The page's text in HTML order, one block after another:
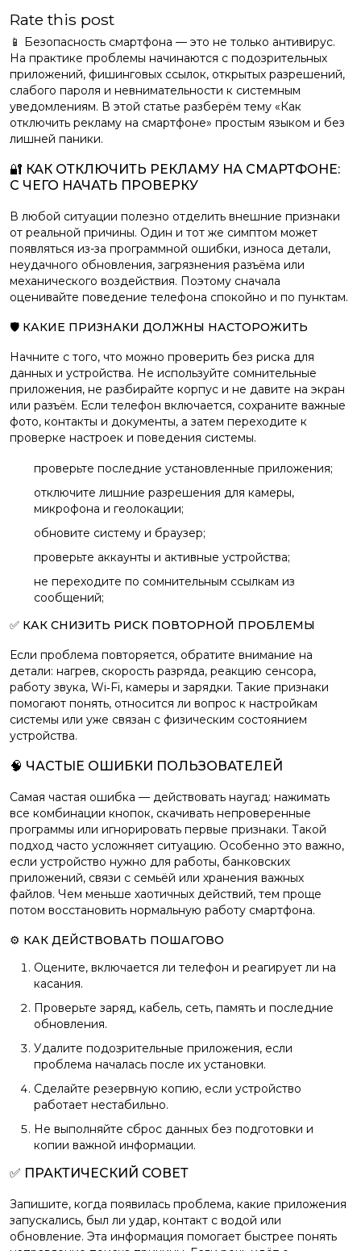
Rate this post
📱 Безопасность смартфона — это не только антивирус.
На практике проблемы начинаются с подозрительных
приложений, фишинговых ссылок, открытых разрешений,
слабого пароля и невнимательности к системным
уведомлениям. В этой статье разберём тему «Как
отключить рекламу на смартфоне» простым языком и без
лишней паники.
🔐 КАК ОТКЛЮЧИТЬ РЕКЛАМУ НА СМАРТФОНЕ:
С ЧЕГО НАЧАТЬ ПРОВЕРКУ
В любой ситуации полезно отделить внешние признаки
от реальной причины. Один и тот же симптом может
появляться из-за программной ошибки, износа детали,
неудачного обновления, загрязнения разъёма или
механического воздействия. Поэтому сначала
оценивайте поведение телефона спокойно и по пунктам.
🛡️ КАКИЕ ПРИЗНАКИ ДОЛЖНЫ НАСТОРОЖИТЬ
Начните с того, что можно проверить без риска для
данных и устройства. Не используйте сомнительные
приложения, не разбирайте корпус и не давите на экран
или разъём. Если телефон включается, сохраните важные
фото, контакты и документы, а затем переходите к
проверке настроек и поведения системы.
проверьте последние установленные приложения;
отключите лишние разрешения для камеры,
микрофона и геолокации;
обновите систему и браузер;
проверьте аккаунты и активные устройства;
не переходите по сомнительным ссылкам из
сообщений;
✅ КАК СНИЗИТЬ РИСК ПОВТОРНОЙ ПРОБЛЕМЫ
Если проблема повторяется, обратите внимание на
детали: нагрев, скорость разряда, реакцию сенсора,
работу звука, Wi‑Fi, камеры и зарядки. Такие признаки
помогают понять, относится ли вопрос к настройкам
системы или уже связан с физическим состоянием
устройства.
🧠 ЧАСТЫЕ ОШИБКИ ПОЛЬЗОВАТЕЛЕЙ
Самая частая ошибка — действовать наугад: нажимать
все комбинации кнопок, скачивать непроверенные
программы или игнорировать первые признаки. Такой
подход часто усложняет ситуацию. Особенно это важно,
если устройство нужно для работы, банковских
приложений, связи с семьёй или хранения важных
файлов. Чем меньше хаотичных действий, тем проще
потом восстановить нормальную работу смартфона.
⚙️ КАК ДЕЙСТВОВАТЬ ПОШАГОВО
Оцените, включается ли телефон и реагирует ли на
касания.
Проверьте заряд, кабель, сеть, память и последние
обновления.
Удалите подозрительные приложения, если
проблема началась после их установки.
Сделайте резервную копию, если устройство
работает нестабильно.
Не выполняйте сброс данных без подготовки и
копии важной информации.
✅ ПРАКТИЧЕСКИЙ СОВЕТ
Запишите, когда появилась проблема, какие приложения
запускались, был ли удар, контакт с водой или
обновление. Эта информация помогает быстрее понять